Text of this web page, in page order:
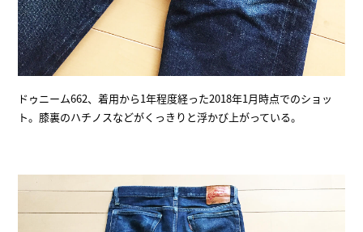
ドゥニーム662、着用から1年程度経った2018年1月時点でのショッ
ト。膝裏のハチノスなどがくっきりと浮かび上がっている。